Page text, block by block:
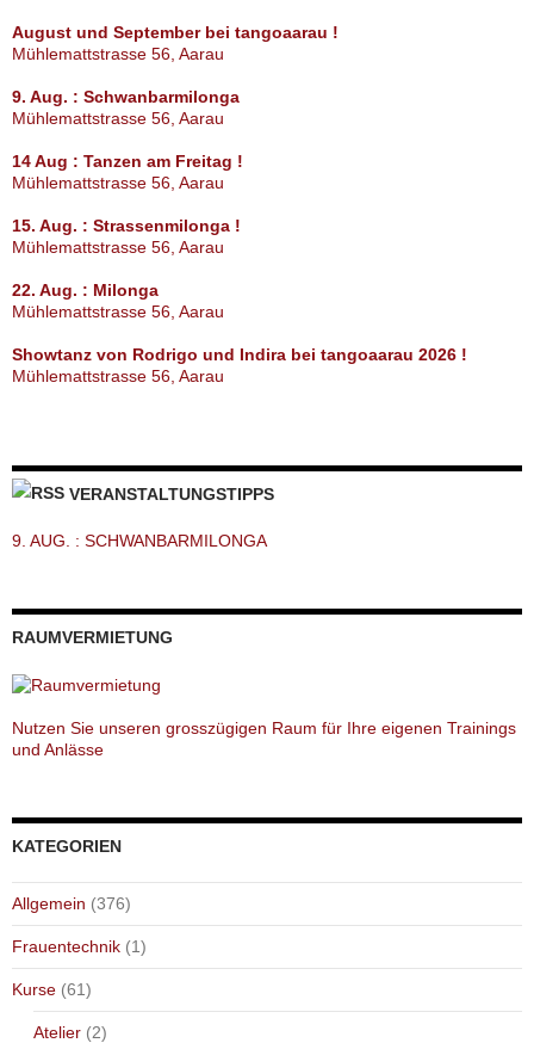
August und September bei tangoaarau !
Mühlemattstrasse 56, Aarau
9. Aug. : Schwanbarmilonga
Mühlemattstrasse 56, Aarau
14 Aug : Tanzen am Freitag !
Mühlemattstrasse 56, Aarau
15. Aug. : Strassenmilonga !
Mühlemattstrasse 56, Aarau
22. Aug. : Milonga
Mühlemattstrasse 56, Aarau
Showtanz von Rodrigo und Indira bei tangoaarau 2026 !
Mühlemattstrasse 56, Aarau
VERANSTALTUNGSTIPPS
9. AUG. : SCHWANBARMILONGA
RAUMVERMIETUNG
Nutzen Sie unseren grosszügigen Raum für Ihre eigenen Trainings
und Anlässe
KATEGORIEN
Allgemein (376)
Frauentechnik (1)
Kurse (61)
Atelier (2)